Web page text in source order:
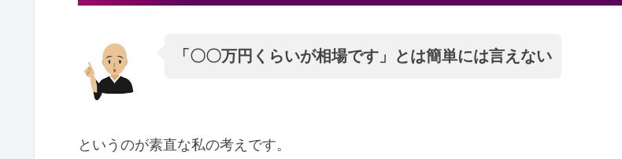
「〇〇万円くらいが相場です」とは簡単には言えない
というのが素直な私の考えです。